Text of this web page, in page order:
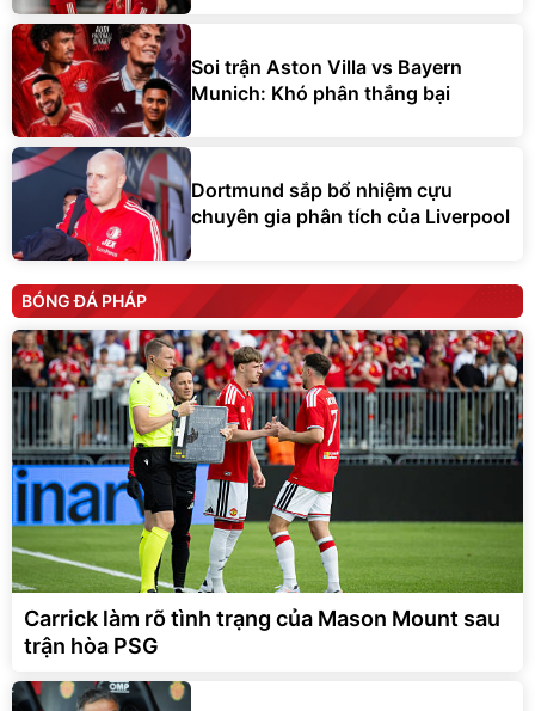
Soi trận Aston Villa vs Bayern
Munich: Khó phân thắng bại
Dortmund sắp bổ nhiệm cựu
chuyên gia phân tích của Liverpool
BÓNG ĐÁ PHÁP
Carrick làm rõ tình trạng của Mason Mount sau
trận hòa PSG